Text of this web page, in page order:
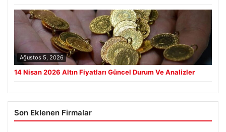
Ağustos 5, 2026
14 Nisan 2026 Altın Fiyatları Güncel Durum Ve Analizler
Son Eklenen Firmalar